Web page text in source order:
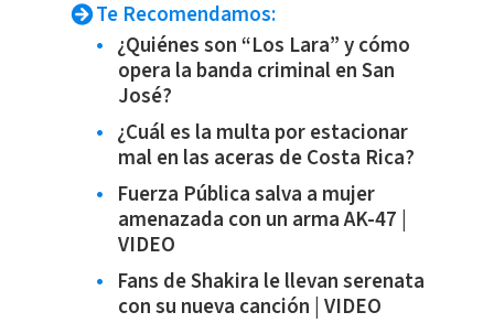
Te Recomendamos:
¿Quiénes son “Los Lara” y cómo
opera la banda criminal en San
José?
¿Cuál es la multa por estacionar
mal en las aceras de Costa Rica?
Fuerza Pública salva a mujer
amenazada con un arma AK-47 |
VIDEO
Fans de Shakira le llevan serenata
con su nueva canción | VIDEO